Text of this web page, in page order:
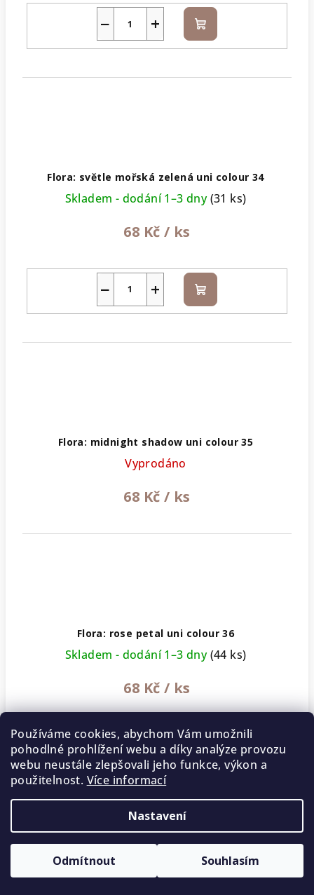
Používáme cookies, abychom Vám umožnili
pohodlné prohlížení webu a díky analýze provozu
webu neustále zlepšovali jeho funkce, výkon a
použitelnost. Více informací
Nastavení
Odmítnout Souhlasím
+
− Do
košíku
Flora: světle mořská zelená uni colour 34
Skladem - dodání 1–3 dny(31 ks)
68 Kč / ks
+
− Do
košíku
Flora: midnight shadow uni colour 35
Vyprodáno
68 Kč / ks
Flora: rose petal uni colour 36
Skladem - dodání 1–3 dny(44 ks)
68 Kč / ks
+
− Do
košíku
5 % SLEVA na první nákup